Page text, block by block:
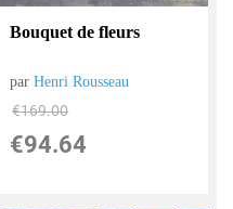
Bouquet de fleurs
parHenri Rousseau
€169.00
€94.64